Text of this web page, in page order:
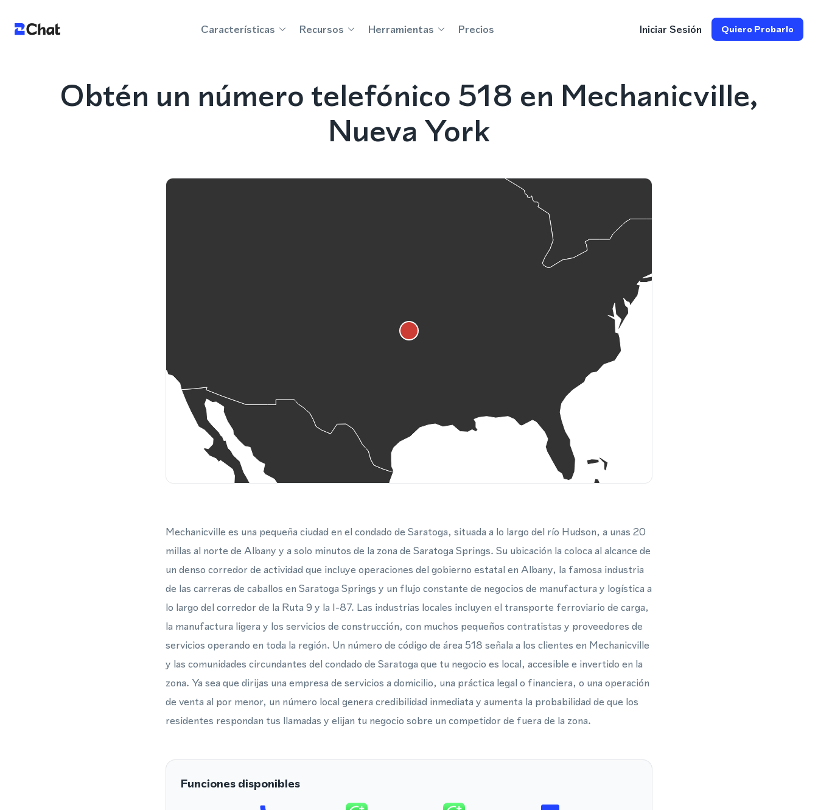
Características Recursos Herramientas Precios Iniciar Sesión Quiero Probarlo
Obtén un número telefónico 518 en Mechanicville,
Nueva York
Mechanicville es una pequeña ciudad en el condado de Saratoga, situada a lo largo del río Hudson, a unas 20
millas al norte de Albany y a solo minutos de la zona de Saratoga Springs. Su ubicación la coloca al alcance de
un denso corredor de actividad que incluye operaciones del gobierno estatal en Albany, la famosa industria
de las carreras de caballos en Saratoga Springs y un flujo constante de negocios de manufactura y logística a
lo largo del corredor de la Ruta 9 y la I-87. Las industrias locales incluyen el transporte ferroviario de carga,
la manufactura ligera y los servicios de construcción, con muchos pequeños contratistas y proveedores de
servicios operando en toda la región. Un número de código de área 518 señala a los clientes en Mechanicville
y las comunidades circundantes del condado de Saratoga que tu negocio es local, accesible e invertido en la
zona. Ya sea que dirijas una empresa de servicios a domicilio, una práctica legal o financiera, o una operación
de venta al por menor, un número local genera credibilidad inmediata y aumenta la probabilidad de que los
residentes respondan tus llamadas y elijan tu negocio sobre un competidor de fuera de la zona.
Funciones disponibles